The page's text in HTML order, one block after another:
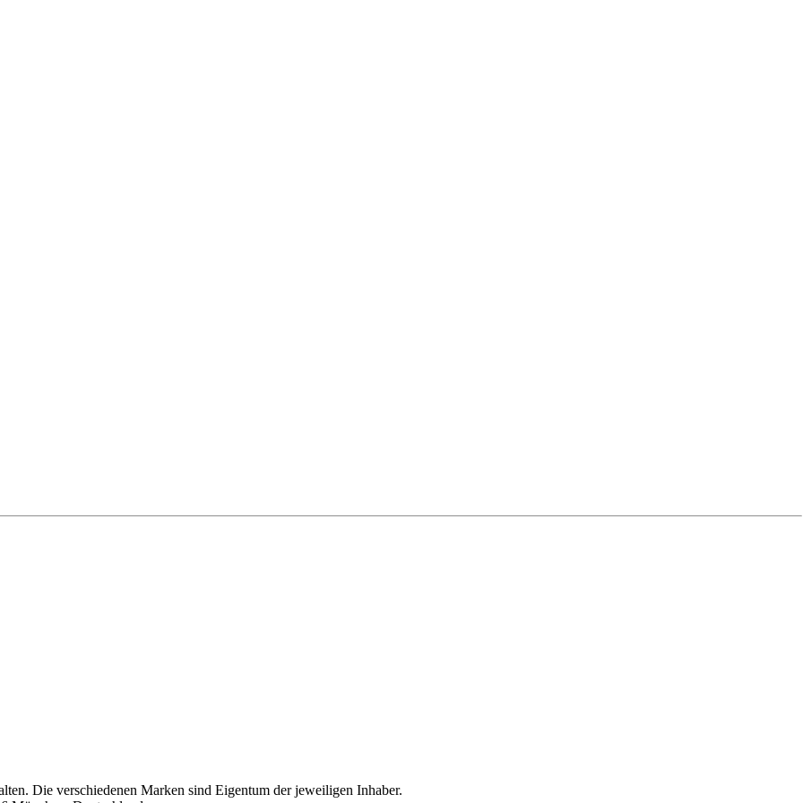
Details finden Sie
Abwicklung an das IT-Team weiter. Sie können einen Flow in Flow
Genehmigungen oder die automatisierte Abwicklung einzuschließen.
für die Aufnahme oder Abwicklung. Verwenden Sie Flow Builder, um
die definieren, wie die Anforderung erfasst und erfüllt wird.
Die verschiedenen Marken sind Eigentum der jeweiligen Inhaber.